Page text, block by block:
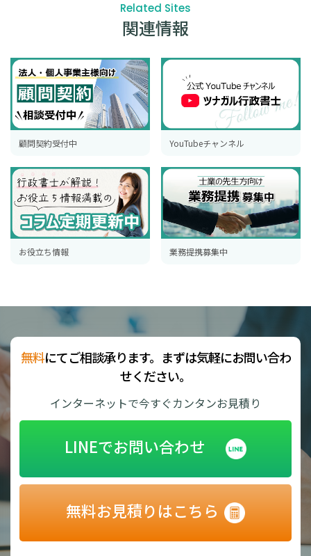
Related Sites
関連情報
顧問契約受付中 YouTubeチャンネル
お役立ち情報 業務提携募集中
無料にてご相談承ります。まずは気軽にお問い合わ
せください。
インターネットで今すぐカンタンお見積り
LINEでお問い合わせ
無料お見積りはこちら